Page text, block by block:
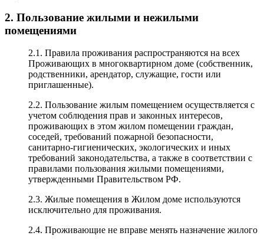
2. Пользование жилыми и нежилыми
помещениями
2.1. Правила проживания распространяются на всех
Проживающих в многоквартирном доме (собственник,
родственники, арендатор, служащие, гости или
приглашенные).
2.2. Пользование жилым помещением осуществляется с
учетом соблюдения прав и законных интересов,
проживающих в этом жилом помещении граждан,
соседей, требований пожарной безопасности,
санитарно-гигиенических, экологических и иных
требований законодательства, а также в соответствии с
правилами пользования жилыми помещениями,
утвержденными Правительством РФ.
2.3. Жилые помещения в Жилом доме используются
исключительно для проживания.
2.4. Проживающие не вправе менять назначение жилого